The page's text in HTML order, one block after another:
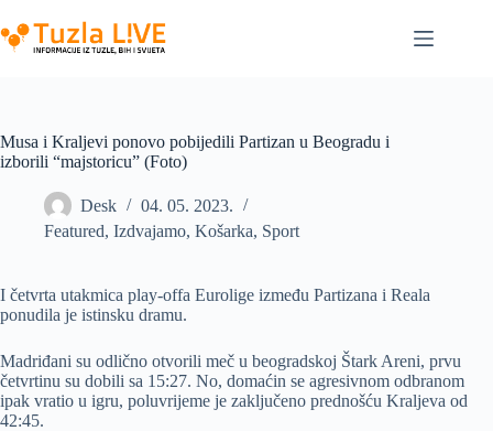
to
content
Musa i Kraljevi ponovo pobijedili Partizan u Beogradu i
izborili “majstoricu” (Foto)
Desk
04. 05. 2023.
Featured, Izdvajamo, Košarka, Sport
I četvrta utakmica play-offa Eurolige između Partizana i Reala
ponudila je istinsku dramu.
Madriđani su odlično otvorili meč u beogradskoj Štark Areni, prvu
četvrtinu su dobili sa 15:27. No, domaćin se agresivnom odbranom
ipak vratio u igru, poluvrijeme je zaključeno prednošću Kraljeva od
42:45.